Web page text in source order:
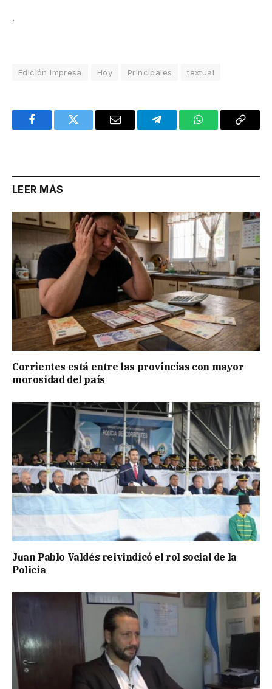
.
Edición Impresa Hoy Principales textual
FacebookTwitter Email TelegramWhatsAppCopy
LEER MÁS
Corrientes está entre las provincias con mayor
morosidad del país
Juan Pablo Valdés reivindicó el rol social de la
Policía